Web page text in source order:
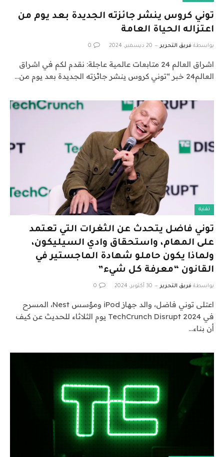
توني كروس ينشر جائزته الجديدة بعد يوم من
اعتزاله الحياة العامة
بواسطة فريق التحرير 20 ديسمبر، 2024 0
اشراق العالم 24 متابعات عالمية عاجلة: نقدم لكم في اشراق
العالم24 خبر “توني كروس ينشر جائزته الجديدة بعد يوم من…
تقنية
توني فاضل يتحدث عن الثغرات التي تعتمد
على المهام، واستحقاق وادي السيليكون،
ولماذا يكون حاملو شهادة الماجستير في
القانون “معرفة كل شيء”
بواسطة فريق التحرير 30 أكتوبر، 2024 0
اعتلى توني فاضل، والد جهاز iPod ومؤسس Nest، المسرح
في TechCrunch Disrupt 2024 يوم الثلاثاء للحديث عن كيف
أن بناء…